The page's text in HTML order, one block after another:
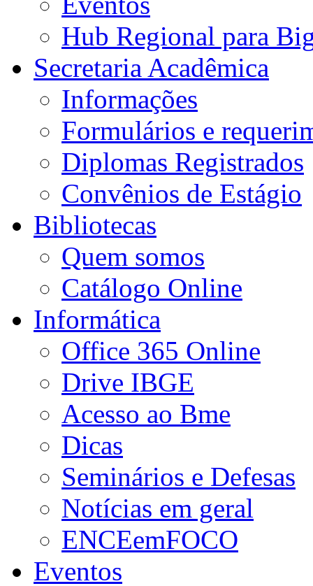
Hub Regional para
Secretaria Acadêmica
Informações
Formulários e
Diplomas Registrados
Convênios de Estágio
Bibliotecas
Quem somos
Catálogo Online
Informática
Office 365 Online
Drive IBGE
Acesso ao Bme
Dicas
Seminários e Defesas
Notícias em geral
ENCEemFOCO
Eventos